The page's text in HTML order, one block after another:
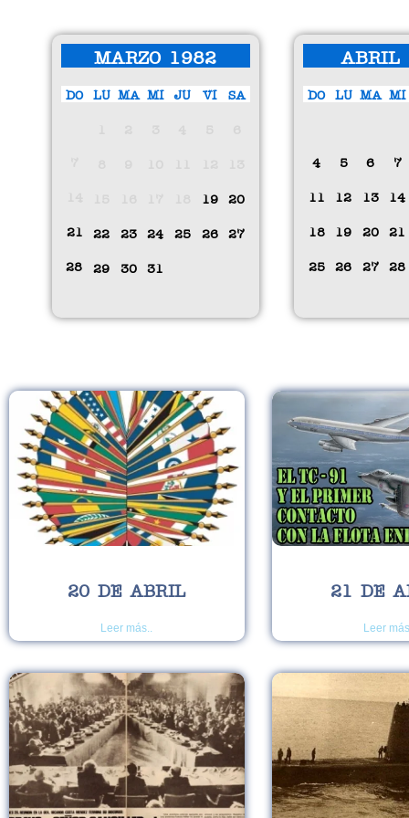
MARZO 1982
DO
21
28
LU
22
29
MA
23
30
MI
24
31
JU
25
VI
19
26
SA
20
27
ABRIL
DO
4
18
25
LU
5
12
19
26
MA
6
13
20
27
MI
7
14
21
28
20 DE ABRIL
Leer más..
21 DE
Leer